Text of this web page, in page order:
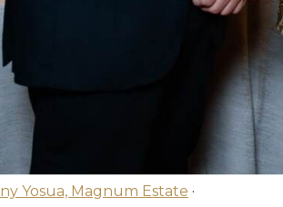
Yosua, Magnum Estate ·